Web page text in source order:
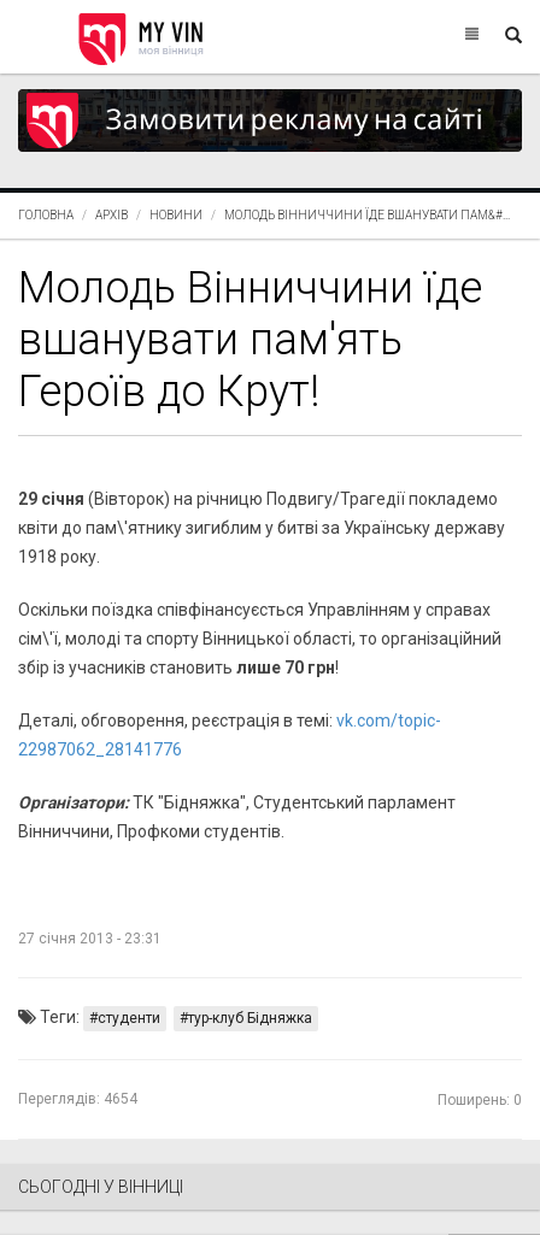
ГОЛОВНА АРХІВ НОВИНИ МОЛОДЬ ВІННИЧЧИНИ ЇДЕ ВШАНУВАТИ ПАМ&#...
Молодь Вінниччини їде
вшанувати пам'ять
Героїв до Крут!
29 січня (Вівторок) на річницю Подвигу/Трагедії покладемо
квіти до пам\'ятнику зигиблим у битві за Українську державу
1918 року.
Оскільки поїздка співфінансуєсться Управлінням у справах
сім\'ї, молоді та спорту Вінницької області, то організаційний
збір із учасників становить лише 70 грн!
Деталі, обговорення, реєстрація в темі: vk.com/topic-
22987062_28141776
Організатори:ТК "Бідняжка", Студентський парламент
Вінниччини, Профкоми студентів.
27 січня 2013 - 23:31
Теги: студенти тур-клуб Бідняжка
Переглядів: 4654 Поширень: 0
СЬОГОДНІ У ВІННИЦІ